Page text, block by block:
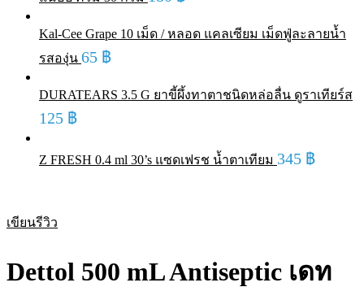
Kal-Cee Grape 10 เม็ด / หลอด แคลเซียม เม็ดฟู่ละลายน้ำ
รสองุ่น 65 ฿
DURATEARS 3.5 G ยาขี้ผึ้งทาตาชนิดหล่อลื่น ดูราเทียร์ส
125 ฿
Z FRESH 0.4 ml 30’s แซดเฟรช น้ำตาเทียม 345 ฿
เขียนรีวิว
Dettol 500 mL Antiseptic เดท